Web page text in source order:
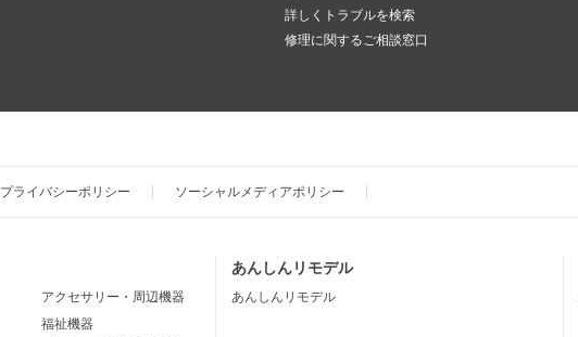
詳しくトラブルを検索
修理に関するご相談窓口
プライバシーポリシー ソーシャルメディアポリシー
アクセサリー・周辺機器
福祉機器
あんしんリモデル
あんしんリモデル